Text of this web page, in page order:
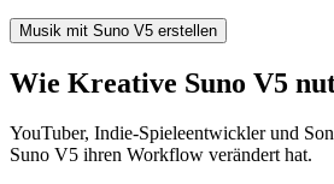
Musik mit Suno V5 erstellen
Wie Kreative Suno V5
YouTuber, Indie-Spieleentwickler und
Suno V5 ihren Workflow verändert hat.